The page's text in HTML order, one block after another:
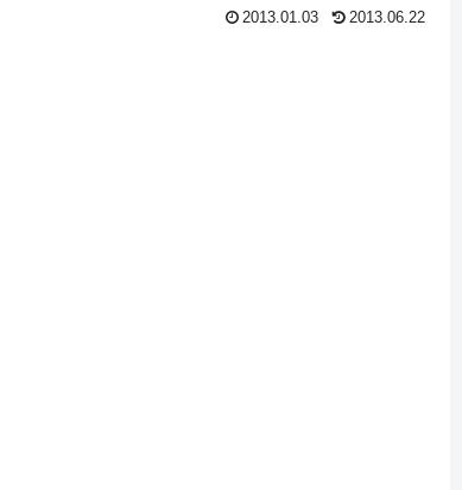
2013.01.03 2013.06.22